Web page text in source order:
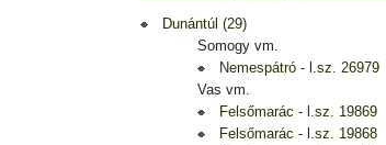
Dunántúl (29)
Somogy vm.
Nemespátró - l.sz. 26979
Vas vm.
Felsőmarác - l.sz. 19869
Felsőmarác - l.sz. 19868